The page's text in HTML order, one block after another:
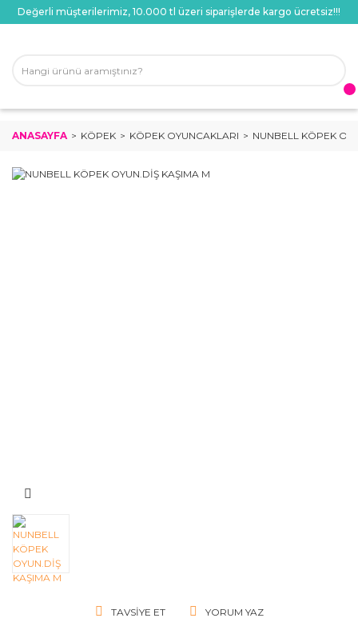
Değerli müşterilerimiz, 10.000 tl üzeri siparişlerde kargo ücretsiz!!!
ANASAYFA KÖPEK KÖPEK OYUNCAKLARI NUNBELL KÖPEK
TAVSIYE ET YORUM YAZ